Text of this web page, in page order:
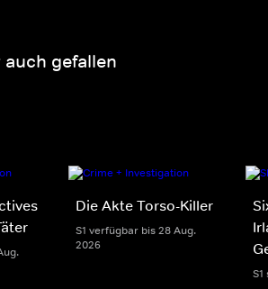
gefallen
Die Akte Torso-Killer
S1 verfügbar bis 28 Aug.
2026